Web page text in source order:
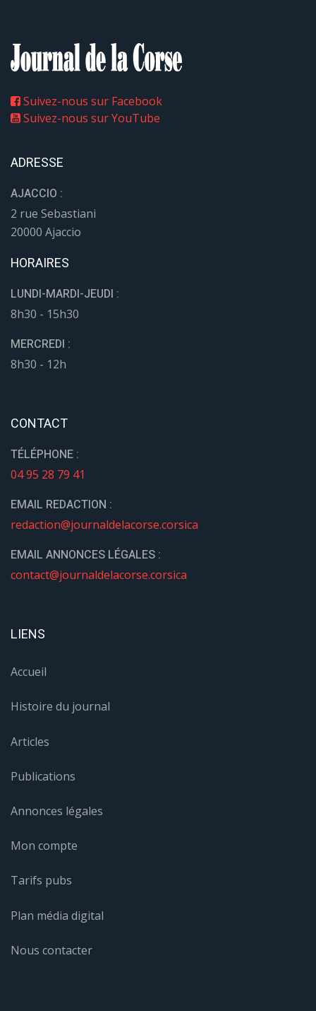
Suivez-nous sur Facebook
Suivez-nous sur YouTube
ADRESSE
AJACCIO :
2 rue Sebastiani
20000 Ajaccio
HORAIRES
LUNDI-MARDI-JEUDI :
8h30 - 15h30
MERCREDI :
8h30 - 12h
CONTACT
TÉLÉPHONE :
04 95 28 79 41
EMAIL REDACTION :
redaction@journaldelacorse.corsica
EMAIL ANNONCES LÉGALES :
contact@journaldelacorse.corsica
LIENS
Accueil
Histoire du journal
Articles
Publications
Annonces légales
Mon compte
Tarifs pubs
Plan média digital
Nous contacter